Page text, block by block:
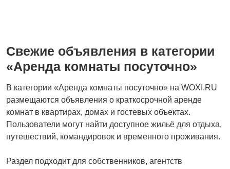
Свежие объявления в категории
«Аренда комнаты посуточно»
В категории «Аренда комнаты посуточно» на WOXI.RU
размещаются объявления о краткосрочной аренде
комнат в квартирах, домах и гостевых объектах.
Пользователи могут найти доступное жильё для отдыха,
путешествий, командировок и временного проживания.
Раздел подходит для собственников, агентств